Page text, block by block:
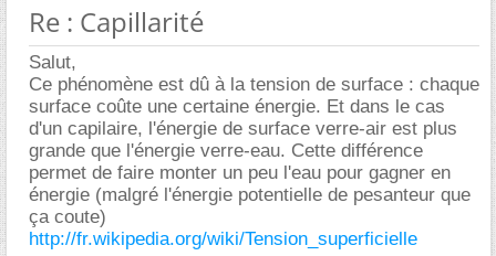
Re : Capillarité
Salut,
Ce phénomène est dû à la tension de surface : chaque
surface coûte une certaine énergie. Et dans le cas
d'un capilaire, l'énergie de surface verre-air est plus
grande que l'énergie verre-eau. Cette différence
permet de faire monter un peu l'eau pour gagner en
énergie (malgré l'énergie potentielle de pesanteur que
ça coute)
http://fr.wikipedia.org/wiki/Tension_superficielle